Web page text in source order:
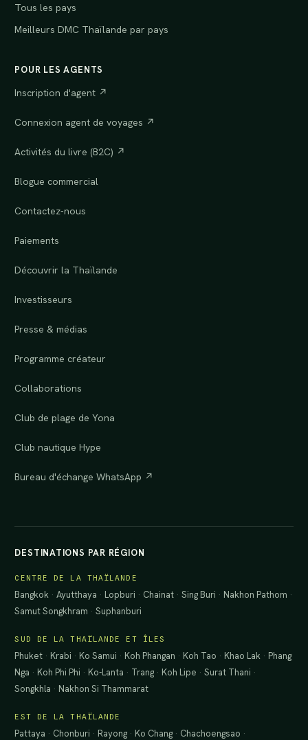
Tous les pays
Meilleurs DMC Thaïlande par pays
POUR LES AGENTS
Inscription d'agent ↗
Connexion agent de voyages ↗
Activités du livre (B2C) ↗
Blogue commercial
Contactez-nous
Paiements
Découvrir la Thaïlande
Investisseurs
Presse & médias
Programme créateur
Collaborations
Club de plage de Yona
Club nautique Hype
Bureau d'échange WhatsApp ↗
DESTINATIONS PAR RÉGION
CENTRE DE LA THAÏLANDE
Bangkok ·Ayutthaya · Lopburi · Chainat ·Sing Buri · Nakhon Pathom ·
Samut Songkhram ·Suphanburi
SUD DE LA THAÏLANDE ET ÎLES
Phuket · Krabi · Ko Samui · Koh Phangan · Koh Tao · Khao Lak · Phang
Nga · Koh Phi Phi · Ko-Lanta · Trang · Koh Lipe ·Surat Thani ·
Songkhla · Nakhon Si Thammarat
EST DE LA THAÏLANDE
Pattaya · Chonburi · Rayong · Ko Chang · Chachoengsao ·